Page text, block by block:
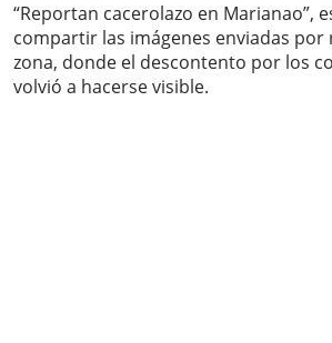
“Reportan cacerolazo en Marianao”,
compartir las imágenes enviadas por
zona, donde el descontento por los
volvió a hacerse visible.